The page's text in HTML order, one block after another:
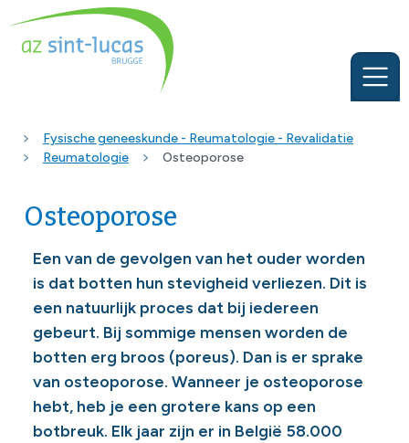
Fysische geneeskunde - Reumatologie - Revalidatie
Reumatologie
Osteoporose
Osteoporose
Een van de gevolgen van het ouder worden
is dat botten hun stevigheid verliezen. Dit is
een natuurlijk proces dat bij iedereen
gebeurt. Bij sommige mensen worden de
botten erg broos (poreus). Dan is er sprake
van osteoporose. Wanneer je osteoporose
hebt, heb je een grotere kans op een
botbreuk. Elk jaar zijn er in België 58.000